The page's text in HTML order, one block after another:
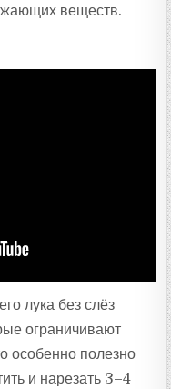
веществ.
лука без слёз
ограничивают
особенно полезно
и нарезать 3–4